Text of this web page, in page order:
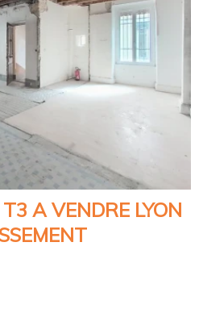
A VENDRE LYON